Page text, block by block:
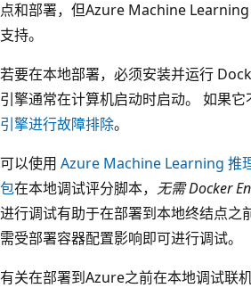
点和部署，但Azure Machine
支持。
若要在本地部署，必须安装并运行
引擎通常在计算机启动时启动。 如果它
引擎进行故障排除。
可以使用 Azure Machine Learning 推
包在本地调试评分脚本， 无需 Docker
进行调试有助于在部署到本地终结点之
需受部署容器配置影响即可进行调试。
有关在部署到Azure之前在本地调试联